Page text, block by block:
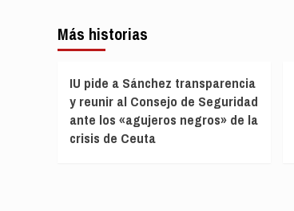
Más historias
IU pide a Sánchez transparencia
y reunir al Consejo de Seguridad
ante los «agujeros negros» de la
crisis de Ceuta